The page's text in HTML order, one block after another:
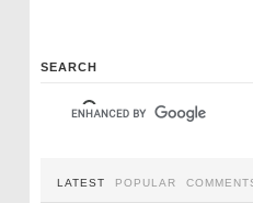
SEARCH
LATEST POPULAR